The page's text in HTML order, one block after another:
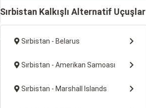
Sırbistan Kalkışlı Alternatif Uçuşlar
Sırbistan - Belarus
Sırbistan - Amerikan Samoası
Sırbistan - Marshall Islands